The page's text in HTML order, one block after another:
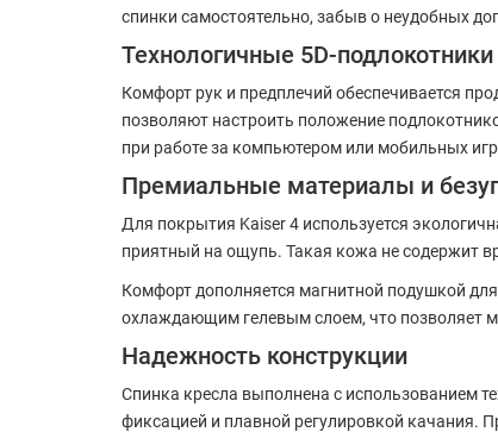
спинки самостоятельно, забыв о неудобных
Технологичные 5D-подлокотники
Комфорт рук и предплечий обеспечивается
позволяют настроить положение
при работе за компьютером или мобильных
Премиальные материалы и
Для покрытия Kaiser 4 используется
приятный на ощупь. Такая кожа не содержит
Комфорт дополняется магнитной подушкой
охлаждающим гелевым слоем, что позволяет
Надежность конструкции
Спинка кресла выполнена с использованием
фиксацией и плавной регулировкой качания.